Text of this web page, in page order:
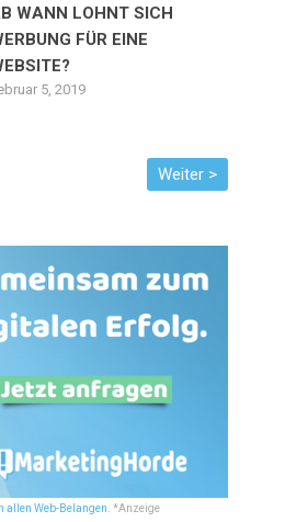
WANN LOHNT SICH
FÜR EINE
5, 2019
allen Web-Belangen. *Anzeige